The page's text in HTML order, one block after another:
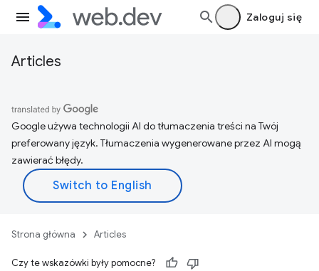
Zaloguj się
Articles
Google używa technologii AI do tłumaczenia treści na Twój
preferowany język. Tłumaczenia wygenerowane przez AI mogą
zawierać błędy.
Strona główna Articles
Czy te wskazówki były pomocne?